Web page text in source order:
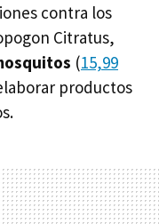
contra los
Citratus,
(15,99
productos